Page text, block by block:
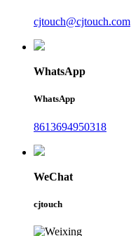
cjtouch@cjtouch.com
WhatsApp
WhatsApp
8613694950318
WeChat
cjtouch